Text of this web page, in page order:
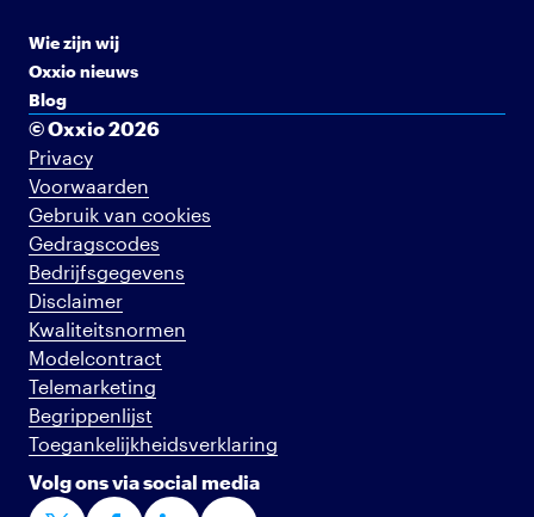
Wie zijn wij
Oxxio nieuws
Blog
© Oxxio 2026
Privacy
Voorwaarden
Gebruik van cookies
Gedragscodes
Bedrijfsgegevens
Disclaimer
Kwaliteitsnormen
Modelcontract
Telemarketing
Begrippenlijst
Toegankelijkheidsverklaring
Volg ons via social media